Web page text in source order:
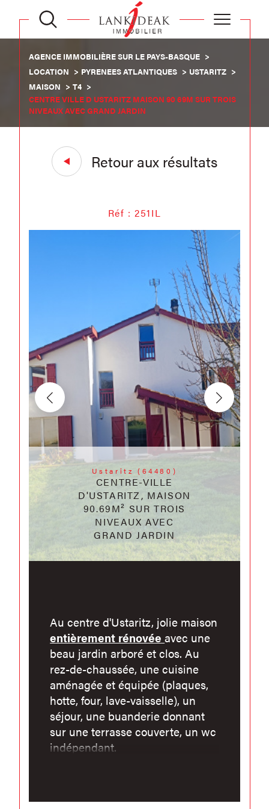
AGENCE IMMOBILIÈRE SUR LE PAYS-BASQUE
LOCATION
PYRENEES ATLANTIQUES
USTARITZ
MAISON
T4
CENTRE VILLE D USTARITZ MAISON 90 69M SUR TROIS
NIVEAUX AVEC GRAND JARDIN
Retour aux résultats
Réf : 251IL
Ustaritz (64480)
CENTRE-VILLE
D'USTARITZ, MAISON
90.69M² SUR TROIS
NIVEAUX AVEC
GRAND JARDIN
Au centre d'Ustaritz, jolie maison
entièrement rénovéeavec une
beau jardin arboré et clos. Au
rez-de-chaussée, une cuisine
aménagée et équipée (plaques,
hotte, four, lave-vaisselle), un
séjour, une buanderie donnant
sur une terrasse couverte, un wc
indépendant.
type bureau ou espace nuit, une